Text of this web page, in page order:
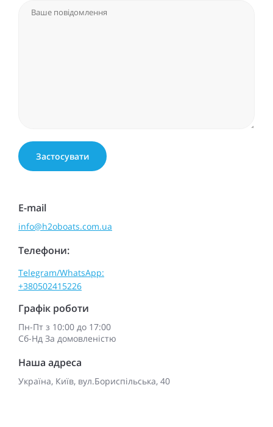
E-mail
info@h2oboats.com.ua
Телефони:
Telegram/WhatsApp:
+380502415226
Графік роботи
Пн-Пт з 10:00 до 17:00
Сб-Нд За домовленістю
Наша адреса
Україна, Київ, вул.Бориспільська, 40